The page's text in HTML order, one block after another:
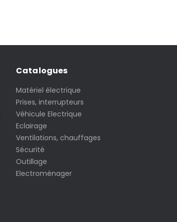
Catalogues
Matériel électrique
Prises, interrupteurs
Véhicule Electrique
Eclairage
Ventilations, chauffages
Sécurité
Outillage
Electroménager